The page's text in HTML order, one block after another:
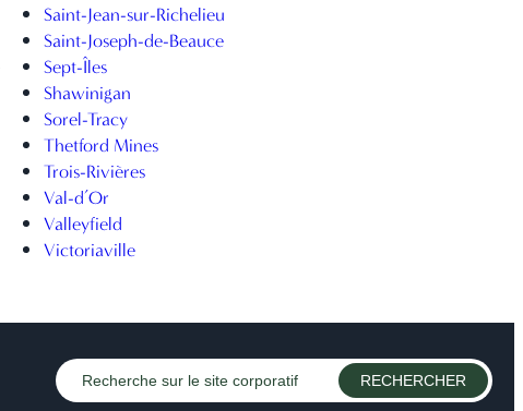
Saint-Jean-sur-Richelieu
Saint-Joseph-de-Beauce
Sept-Îles
Shawinigan
Sorel-Tracy
Thetford Mines
Trois-Rivières
Val-d’Or
Valleyfield
Victoriaville